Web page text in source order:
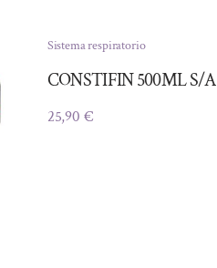
Sistema respiratorio
CONSTIFIN 500ML S/A
25,90 €